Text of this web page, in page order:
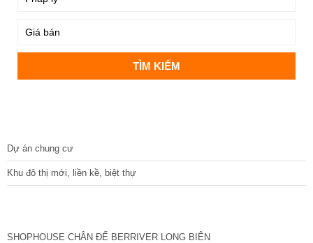
Dự án chung cư
Khu đô thị mới, liền kề, biệt thự
SHOPHOUSE CHÂN ĐẾ BERRIVER LONG BIÊN